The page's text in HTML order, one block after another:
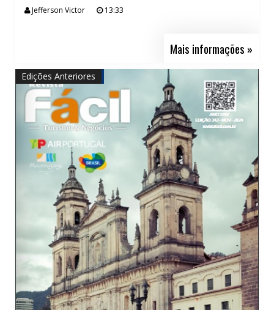
Jefferson Victor 13:33
Mais informações »
Edições Anteriores